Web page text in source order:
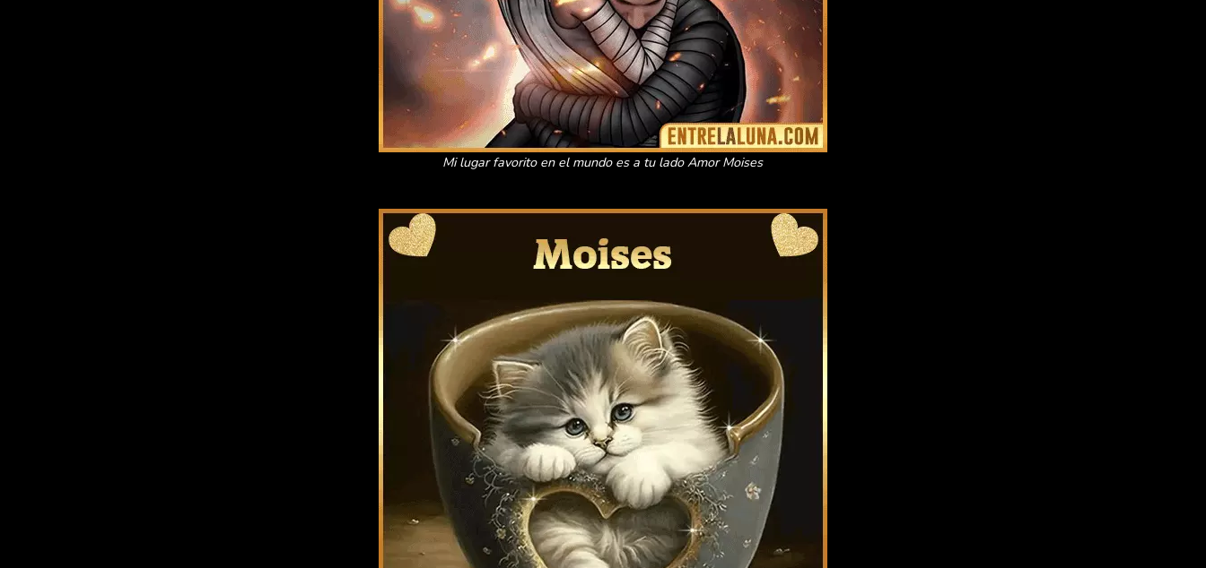
Mi lugar favorito en el mundo es a tu lado Amor Moises